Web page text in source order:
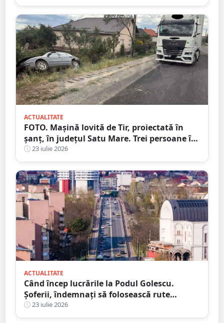
ACTUALITATE
FOTO. Mașină lovită de Tir, proiectată în
șanț, în județul Satu Mare. Trei persoane în
mașină, una la Urgență
23 iulie 2026
ACTUALITATE
Când încep lucrările la Podul Golescu.
Șoferii, îndemnați să folosească rute
alternative
23 iulie 2026